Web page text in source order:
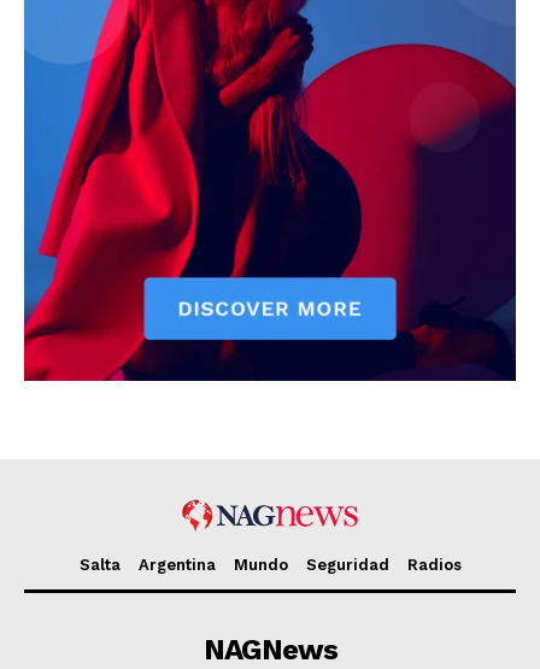
Salta Argentina Mundo Seguridad Radios
NAGNews